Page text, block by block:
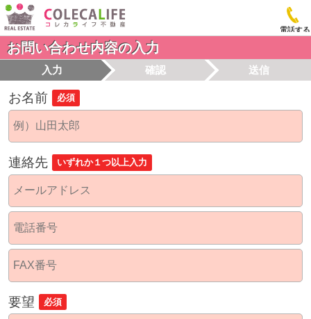
電話する
お問い合わせ内容の入力
入力 確認 送信
お名前 必須
連絡先 いずれか１つ以上入力
要望 必須